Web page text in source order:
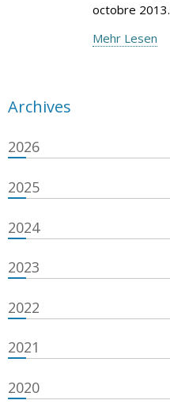
octobre 2013.
Mehr Lesen
Archives
2026
2025
2024
2023
2022
2021
2020